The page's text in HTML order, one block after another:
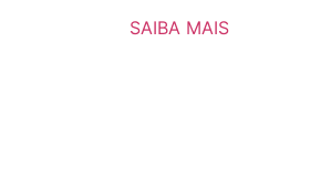
SAIBA MAIS